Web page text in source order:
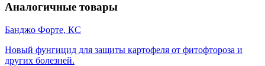
Аналогичные товары
Банджо Форте, КС
Новый фунгицид для защиты картофеля от фитофтороза и
других болезней.